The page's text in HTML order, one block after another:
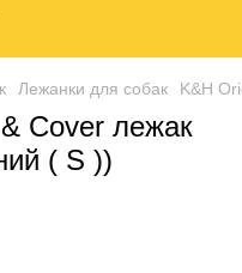
Лежанки для собак K&H
Cover лежак
( S ))